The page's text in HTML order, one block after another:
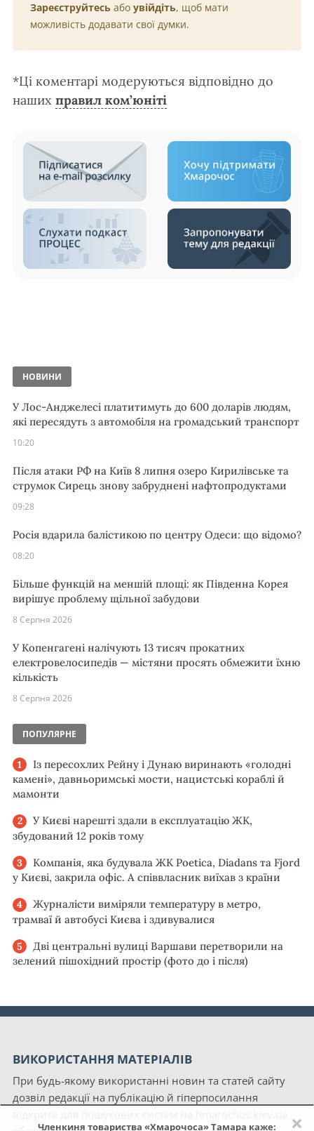
×
Членкиня товариства «Хмарочоса» Тамара каже:
Зареєструйтесь або увійдіть, щоб мати
можливість додавати свої думки.
*Ці коментарі модеруються відповідно до
наших правил ком’юніті
НОВИНИ
У Лос-Анджелесі платитимуть до 600 доларів людям,
які пересядуть з автомобіля на громадський транспорт
10:20
Після атаки РФ на Київ 8 липня озеро Кирилівське та
струмок Сирець знову забруднені нафтопродуктами
09:28
Росія вдарила балістикою по центру Одеси: що відомо?
08:20
Більше функцій на меншій площі: як Південна Корея
вирішує проблему щільної забудови
8 Серпня 2026
У Копенгагені налічують 13 тисяч прокатних
електровелосипедів — містяни просять обмежити їхню
кількість
8 Серпня 2026
ПОПУЛЯРНЕ
Із пересохлих Рейну і Дунаю виринають «голодні
камені», давньоримські мости, нацистські кораблі й
мамонти
У Києві нарешті здали в експлуатацію ЖК,
збудований 12 років тому
Компанія, яка будувала ЖК Poetica, Diadans та Fjord
у Києві, закрила офіс. А співвласник виїхав з країни
Журналісти виміряли температуру в метро,
трамваї й автобусі Києва і здивувалися
Дві центральні вулиці Варшави перетворили на
зелений пішохідний простір (фото до і після)
ВИКОРИСТАННЯ МАТЕРІАЛІВ
При будь-якому використанні новин та статей сайту
дозвіл редакції на публікацію й гіперпосилання